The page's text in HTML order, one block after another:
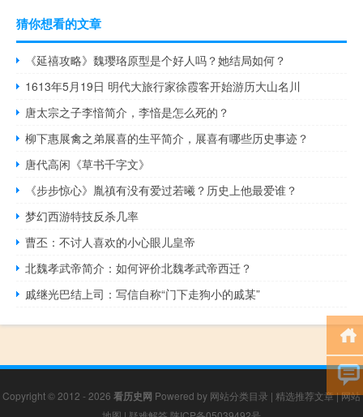
猜你想看的文章
《延禧攻略》魏璎珞原型是个好人吗？她结局如何？
1613年5月19日 明代大旅行家徐霞客开始游历大山名川
唐太宗之子李愔简介，李愔是怎么死的？
柳下惠展禽之弟展喜的生平简介，展喜有哪些历史事迹？
唐代高闲《草书千字文》
《步步惊心》胤禛有没有爱过若曦？历史上他最爱谁？
梦幻西游特技反杀几率
曹丕：不讨人喜欢的小心眼儿皇帝
北魏孝武帝简介：如何评价北魏孝武帝西迁？
戚继光巴结上司：写信自称“门下走狗小的戚某”
Copyright © 2012 - 2026 看历史网 Powered by 网站分类目录 | 精选推荐文章|网站